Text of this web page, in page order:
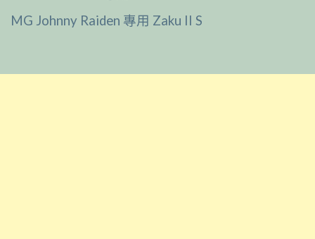
MG Johnny Raiden 專用 Zaku II S